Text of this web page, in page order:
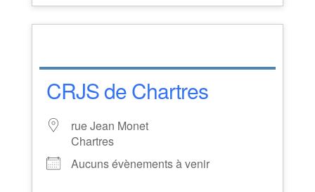
CRJS de Chartres
rue Jean Monet
Chartres
Aucuns évènements à venir